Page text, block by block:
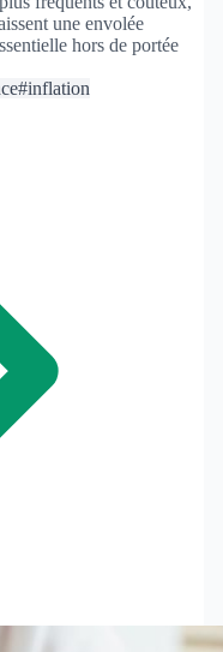
une envolée
hors de portée
#inflation